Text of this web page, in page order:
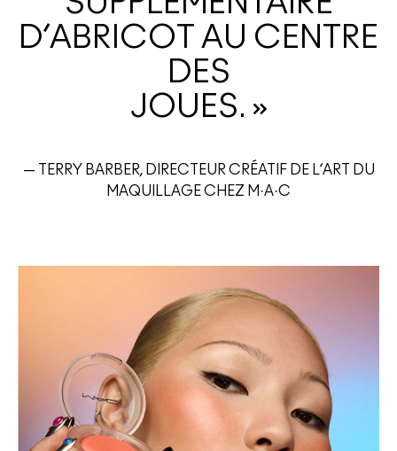
D’ABRICOT AU CENTRE
DES
JOUES. »
— TERRY BARBER, DIRECTEUR CRÉATIF DE L’ART DU
MAQUILLAGE CHEZ M·A·C